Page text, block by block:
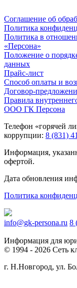
Соглашение об
Политика
Политика в
«Персона»
Положение о
данных
Прайс-лист
Способ оплаты и
Договор-
Правила
ООО ГК Персона
Телефон «горячей
коррупции: 8 (831)
Информация,
офертой.
Дата обновления
Политика
info@gk-persona.ru 8
Информация для
© 1994 - 2026 Сеть
г. Н.Новгород, ул.